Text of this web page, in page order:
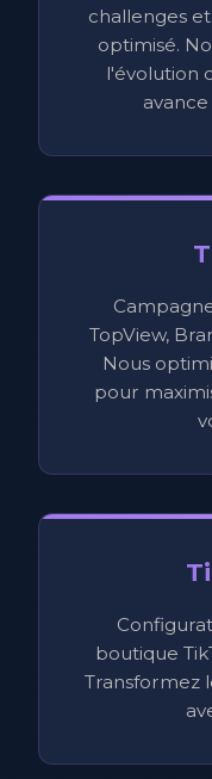
challenges
optimisé.
l'évolution
TopView,
Nous
pour
boutique
Transformez